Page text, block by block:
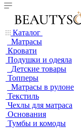
Каталог
Матрасы
Кровати
Подушки и одеяла
Детские товары
Топперы
Матрасы в рулоне
Текстиль
Чехлы для матраса
Основания
Тумбы и комоды